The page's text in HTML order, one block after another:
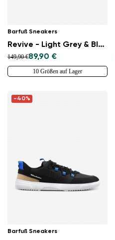
Barfuß Sneakers
Revive - Light Grey & Black
149,90 €89,90 €
10 Größen auf Lager
-40%
Barfuß Sneakers